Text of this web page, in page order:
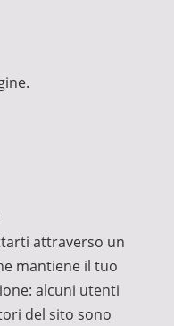
attraverso un
mantiene il tuo
alcuni utenti
del sito sono